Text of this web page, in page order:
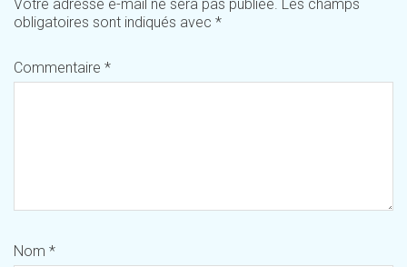
Votre adresse e-mail ne sera pas publiée. Les champs
obligatoires sont indiqués avec *
Commentaire *
Nom *